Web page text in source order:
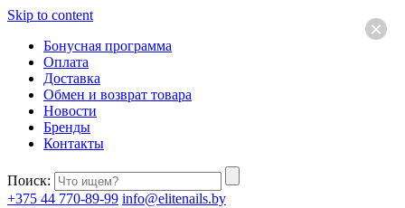
Skip to content
Бонусная программа
Оплата
Доставка
Обмен и возврат товара
Новости
Бренды
Контакты
Поиск:
+375 44 770-89-99 info@elitenails.by
×